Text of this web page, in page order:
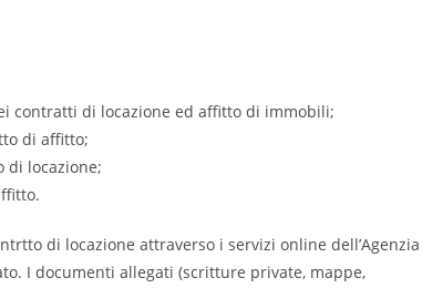
contratti di locazione ed affitto di immobili;
di affitto;
di locazione;
di locazione attraverso i servizi online dell’Agenzia
I documenti allegati (scritture private, mappe,